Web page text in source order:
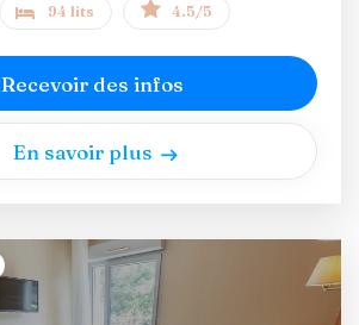
94 lits 4.5/5
Recevoir des infos
En savoir plus